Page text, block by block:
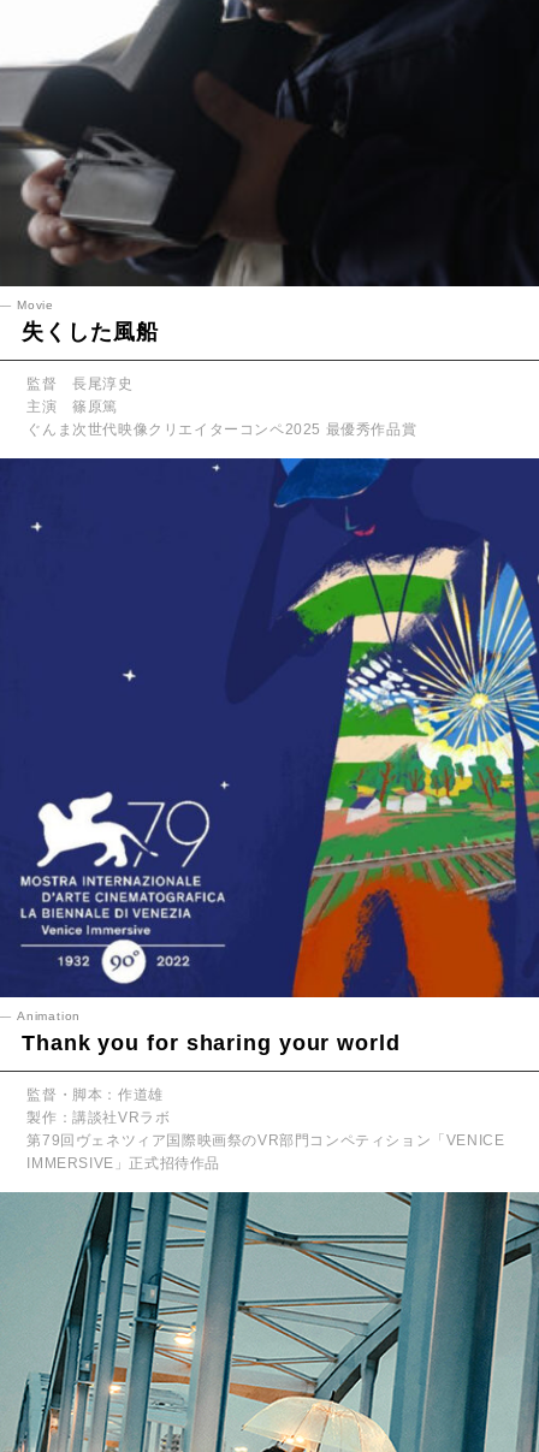
失くした風船
Movie
監督 長尾淳史
主演 篠原篤
ぐんま次世代映像クリエイターコンペ2025 最優秀作品賞
Thank you for sharing your world
Animation
監督・脚本：作道雄
製作：講談社VRラボ
第79回ヴェネツィア国際映画祭のVR部門コンペティション「VENICE
IMMERSIVE」正式招待作品